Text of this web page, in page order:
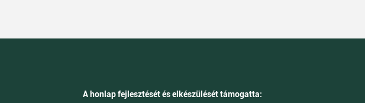
A honlap fejlesztését és elkészülését támogatta: